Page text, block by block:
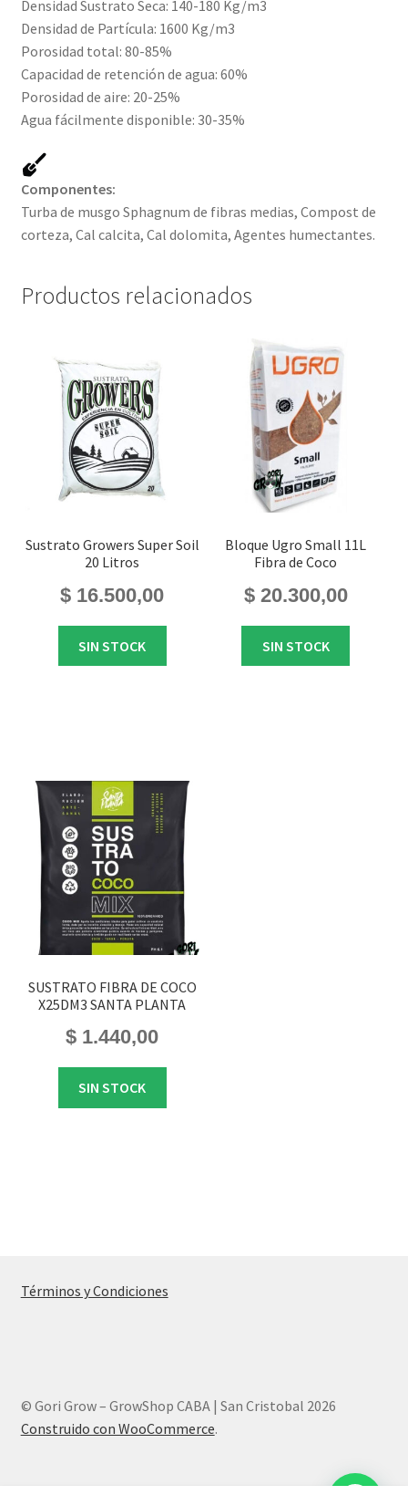
Densidad Sustrato Seca: 140-180 Kg/m3
Densidad de Partícula: 1600 Kg/m3
Porosidad total: 80-85%
Capacidad de retención de agua: 60%
Porosidad de aire: 20-25%
Agua fácilmente disponible: 30-35%
Componentes:
Turba de musgo Sphagnum de fibras medias, Compost de
corteza, Cal calcita, Cal dolomita, Agentes humectantes.
Productos relacionados
Sustrato Growers Super Soil
20 Litros
$ 16.500,00
SIN STOCK
Bloque Ugro Small 11L
Fibra de Coco
$20.300,00
SIN STOCK
SUSTRATO FIBRA DE COCO
X25DM3 SANTA PLANTA
$ 1.440,00
SIN STOCK
Términos y Condiciones
© Gori Grow – GrowShop CABA | San Cristobal 2026
Construido con WooCommerce.